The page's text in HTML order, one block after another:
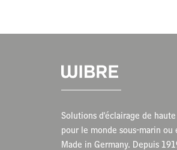
Solutions d'éclairage de
pour le monde sous-marin ou
Made in Germany. Depuis